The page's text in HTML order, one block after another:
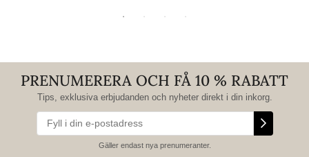
PRENUMERERA OCH FÅ 10 % RABATT
Tips, exklusiva erbjudanden och nyheter direkt i din inkorg.
Gäller endast nya prenumeranter.